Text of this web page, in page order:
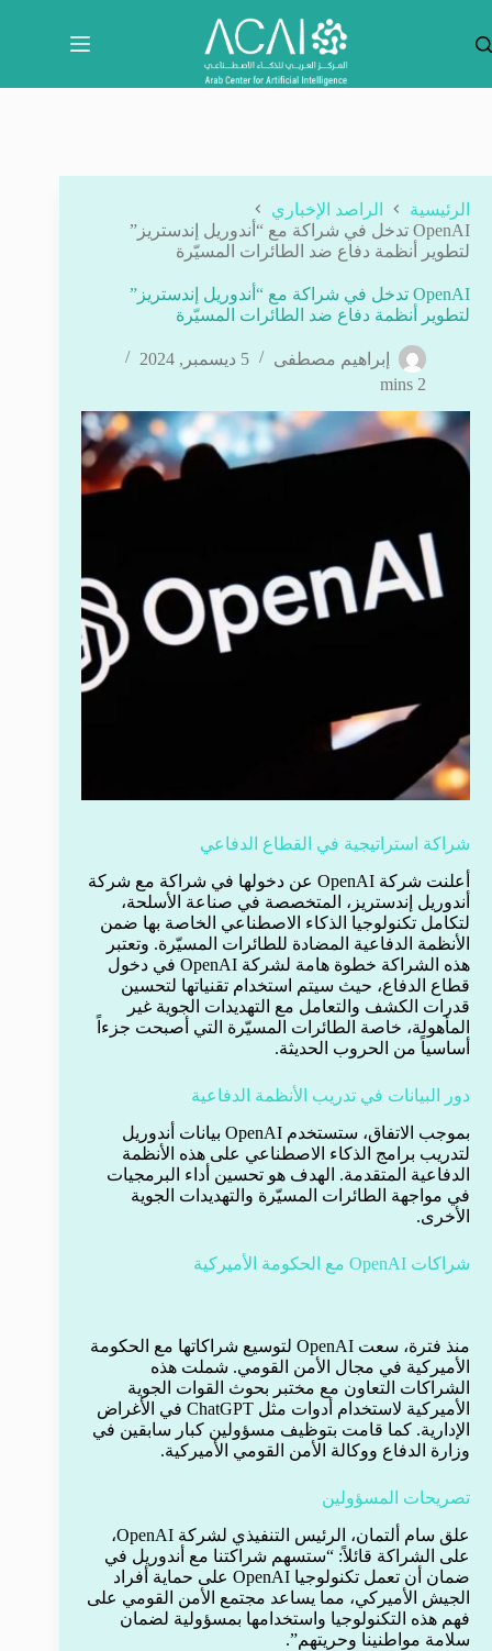
المحتوى
الرئيسية
الراصد الإخباري
OpenAI تدخل في شراكة مع “أندوريل إندستريز”
لتطوير أنظمة دفاع ضد الطائرات المسيّرة
OpenAI تدخل في شراكة مع “أندوريل إندستريز”
لتطوير أنظمة دفاع ضد الطائرات المسيّرة
إبراهيم مصطفى
5 ديسمبر, 2024
2 mins
شراكة استراتيجية في القطاع الدفاعي
أعلنت شركة OpenAI عن دخولها في شراكة مع شركة
أندوريل إندستريز، المتخصصة في صناعة الأسلحة،
لتكامل تكنولوجيا الذكاء الاصطناعي الخاصة بها ضمن
الأنظمة الدفاعية المضادة للطائرات المسيّرة. وتعتبر
هذه الشراكة خطوة هامة لشركة OpenAI في دخول
قطاع الدفاع، حيث سيتم استخدام تقنياتها لتحسين
قدرات الكشف والتعامل مع التهديدات الجوية غير
المأهولة، خاصة الطائرات المسيّرة التي أصبحت جزءاً
أساسياً من الحروب الحديثة.
دور البيانات في تدريب الأنظمة الدفاعية
بموجب الاتفاق، ستستخدم OpenAI بيانات أندوريل
لتدريب برامج الذكاء الاصطناعي على هذه الأنظمة
الدفاعية المتقدمة. الهدف هو تحسين أداء البرمجيات
في مواجهة الطائرات المسيّرة والتهديدات الجوية
الأخرى.
شراكات OpenAI مع الحكومة الأميركية
منذ فترة، سعت OpenAI لتوسيع شراكاتها مع الحكومة
الأميركية في مجال الأمن القومي. شملت هذه
الشراكات التعاون مع مختبر بحوث القوات الجوية
الأميركية لاستخدام أدوات مثل ChatGPT في الأغراض
الإدارية. كما قامت بتوظيف مسؤولين كبار سابقين في
وزارة الدفاع ووكالة الأمن القومي الأميركية.
تصريحات المسؤولين
علق سام ألتمان، الرئيس التنفيذي لشركة OpenAI،
على الشراكة قائلاً: “ستسهم شراكتنا مع أندوريل في
ضمان أن تعمل تكنولوجيا OpenAI على حماية أفراد
الجيش الأميركي، مما يساعد مجتمع الأمن القومي على
فهم هذه التكنولوجيا واستخدامها بمسؤولية لضمان
سلامة مواطنينا وحريتهم”.